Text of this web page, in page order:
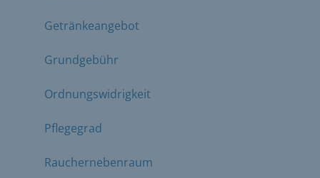
Getränkeangebot
Grundgebühr
Ordnungswidrigkeit
Pflegegrad
Rauchernebenraum